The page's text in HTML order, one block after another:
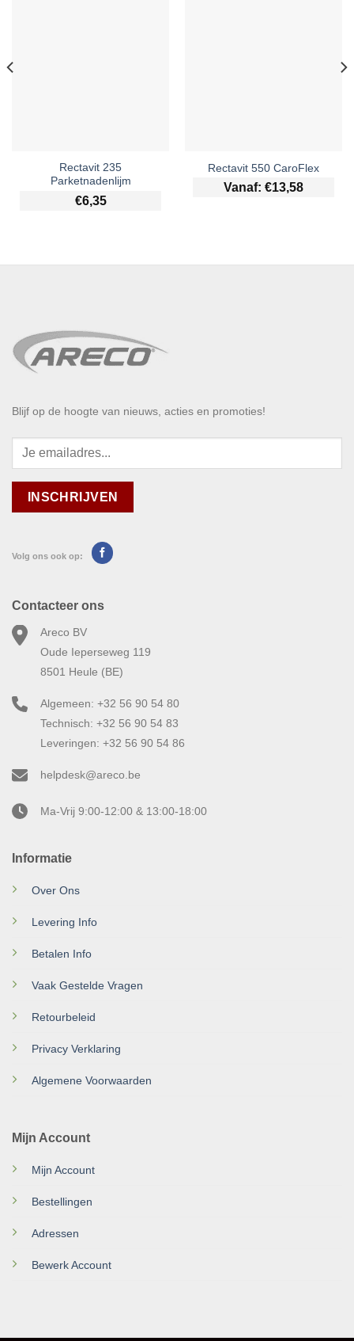
Rectavit 235
Parketnadenlijm
€6,35
Rectavit 550 CaroFlex
Vanaf: €13,58
Blijf op de hoogte van nieuws, acties en promoties!
Volg ons ook op:
Informatie
Over Ons
Levering Info
Betalen Info
Vaak Gestelde Vragen
Retourbeleid
Privacy Verklaring
Algemene Voorwaarden
Mijn Account
Mijn Account
Bestellingen
Adressen
Bewerk Account
Contacteer ons
Areco BV
Oude Ieperseweg 119
8501 Heule (BE)
Algemeen: +32 56 90 54 80
Technisch: +32 56 90 54 83
Leveringen: +32 56 90 54 86
helpdesk@areco.be
Ma-Vrij 9:00-12:00 & 13:00-18:00